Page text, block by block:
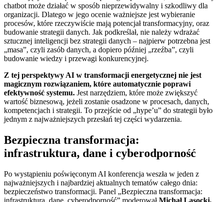
chatbot może działać w sposób nieprzewidywalny i szkodliwy dla
organizacji. Dlatego w jego ocenie ważniejsze jest wybieranie
procesów, które rzeczywiście mają potencjał transformacyjny, oraz
budowanie strategii danych. Jak podkreślał, nie należy wdrażać
sztucznej inteligencji bez strategii danych – najpierw potrzebna jest
„masa”, czyli zasób danych, a dopiero później „rzeźba”, czyli
budowanie wiedzy i przewagi konkurencyjnej.
Z tej perspektywy AI w transformacji energetycznej nie jest
magicznym rozwiązaniem, które automatycznie poprawi
efektywność systemu. Jest narzędziem, które może zwiększyć
wartość biznesową, jeżeli zostanie osadzone w procesach, danych,
kompetencjach i strategii. To przejście od „hype’u” do strategii było
jednym z najważniejszych przesłań tej części wydarzenia.
Bezpieczna transformacja:
infrastruktura, dane i cyberodporność
Po wystąpieniu poświęconym AI konferencja weszła w jeden z
najważniejszych i najbardziej aktualnych tematów całego dnia:
bezpieczeństwo transformacji. Panel „Bezpieczna transformacja: